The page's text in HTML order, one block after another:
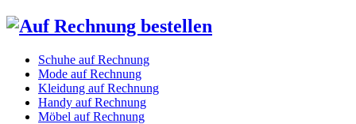
Schuhe auf Rechnung
Mode auf Rechnung
Kleidung auf Rechnung
Handy auf Rechnung
Möbel auf Rechnung